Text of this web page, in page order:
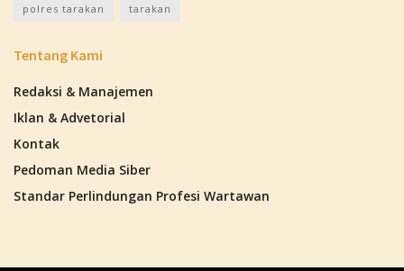
polres tarakan tarakan
Tentang Kami
Redaksi & Manajemen
Iklan & Advetorial
Kontak
Pedoman Media Siber
Standar Perlindungan Profesi Wartawan